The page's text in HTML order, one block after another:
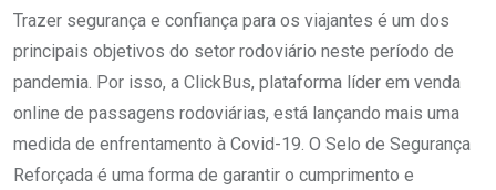
Trazer segurança e confiança para os viajantes é um dos
principais objetivos do setor rodoviário neste período de
pandemia. Por isso, a ClickBus, plataforma líder em venda
online de passagens rodoviárias, está lançando mais uma
medida de enfrentamento à Covid-19. O Selo de Segurança
Reforçada é uma forma de garantir o cumprimento e